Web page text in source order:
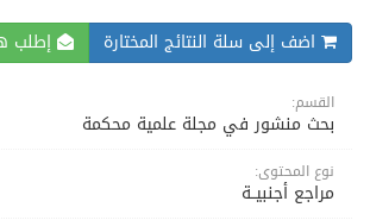
اضف إلى سلة النتائج المختارة إطلب
القسم:
بحث منشور في مجلة علمية محكمة
نوع المحتوى:
مراجع أجنبيــة